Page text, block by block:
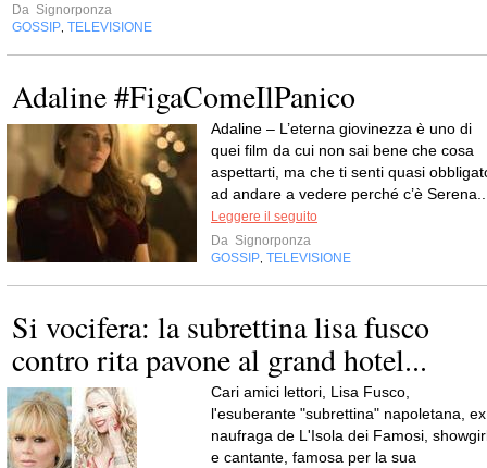
Da Signorponza
GOSSIP TELEVISIONE
Adaline #FigaComeIlPanico
Adaline – L’eterna giovinezza è uno di
quei film da cui non sai bene che cosa
aspettarti, ma che ti senti quasi
ad andare a vedere perché c’è
Leggere il seguito
Da Signorponza
GOSSIP TELEVISIONE
Si vocifera: la subrettina lisa fusco
contro rita pavone al grand hotel...
Cari amici lettori, Lisa Fusco,
l'esuberante "subrettina" napoletana, ex
naufraga de L'Isola dei Famosi,
e cantante, famosa per la sua